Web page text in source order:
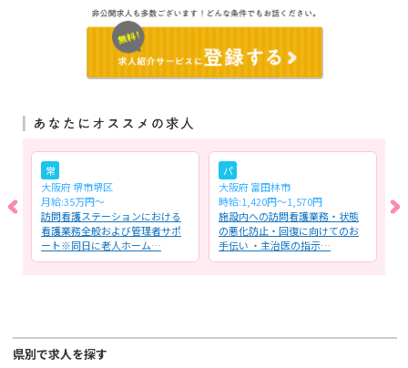
常
大阪府 堺市堺区
月給:35万円～
訪問看護ステーションにおける
看護業務全般および管理者サポ
ート※同日に老人ホーム…
パ
大阪府 富田林市
時給:1,420円〜1,570円
施設内への訪問看護業務・状態
の悪化防止・回復に向けてのお
手伝い ・主治医の指示…
県別で求人を探す